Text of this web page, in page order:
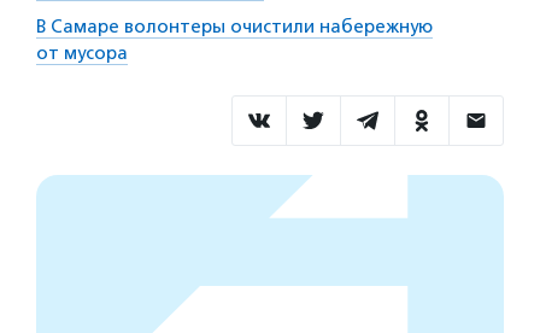
В Самаре волонтеры очистили набережную
от мусора